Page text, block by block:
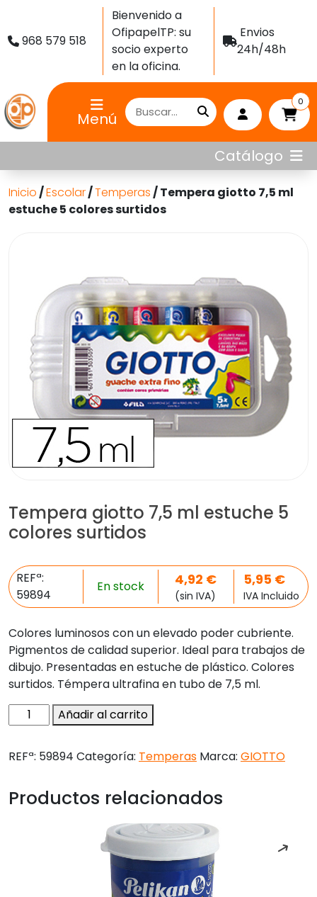
968 579 518
Bienvenido a
OfipapelTP: su
socio experto
en la oficina.
Envios
24h/48h
Menú
0
Catálogo
Inicio/Escolar/Temperas/ Tempera giotto 7,5 ml
estuche 5 colores surtidos
Tempera giotto 7,5 ml estuche 5
colores surtidos
REFª:
59894
En stock 4,92 €
(sin IVA)
5,95 €
IVA Incluido
Colores luminosos con un elevado poder cubriente.
Pigmentos de calidad superior. Ideal para trabajos de
dibujo. Presentadas en estuche de plástico. Colores
surtidos. Témpera ultrafina en tubo de 7,5 ml.
Tempera
giotto
ml
5
Añadir al carrito
REFª: 59894 Categoría: Temperas Marca: GIOTTO
Productos relacionados